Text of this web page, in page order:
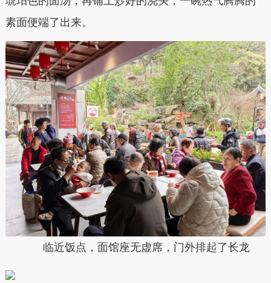
素面便端了出来。
临近饭点，面馆座无虚席，门外排起了长龙